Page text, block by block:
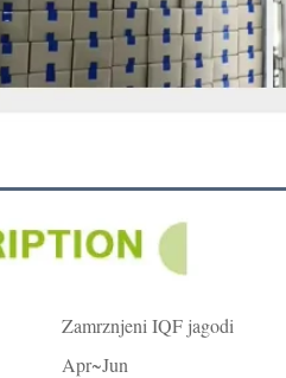
Zamrznjeni IQF jagodi
Apr~Jun